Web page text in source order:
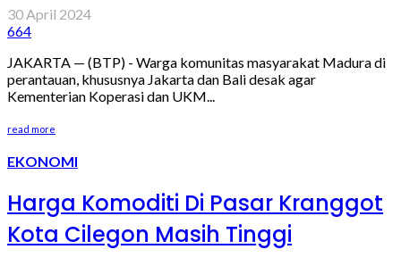
30 April 2024
664
JAKARTA — (BTP) - Warga komunitas masyarakat Madura di
perantauan, khususnya Jakarta dan Bali desak agar
Kementerian Koperasi dan UKM...
read more
EKONOMI
Harga Komoditi Di Pasar Kranggot
Kota Cilegon Masih Tinggi